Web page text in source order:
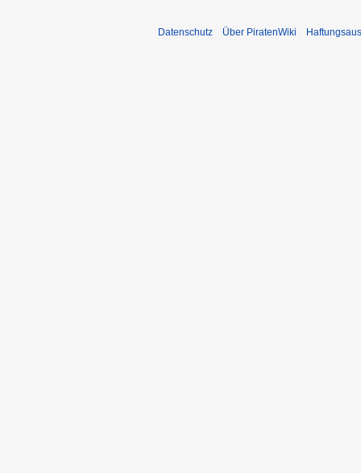
Datenschutz Über PiratenWiki